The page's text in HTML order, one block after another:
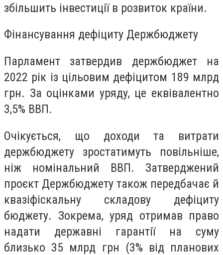
збільшить інвестиції в розвиток країни.
Фінансування дефіциту Держбюджету
Парламент затвердив держбюджет на
2022 рік із цільовим дефіцитом 189 млрд
грн. За оцінками уряду, це еквівалентно
3,5% ВВП.
Очікується, що доходи та витрати
держбюджету зростатимуть повільніше,
ніж номінальний ВВП. Затверджений
проєкт Держбюджету також передбачає й
квазіфіскальну складову дефіциту
бюджету. Зокрема, уряд отримав право
надати державні гарантії на суму
близько 35 млрд грн (3% від планових